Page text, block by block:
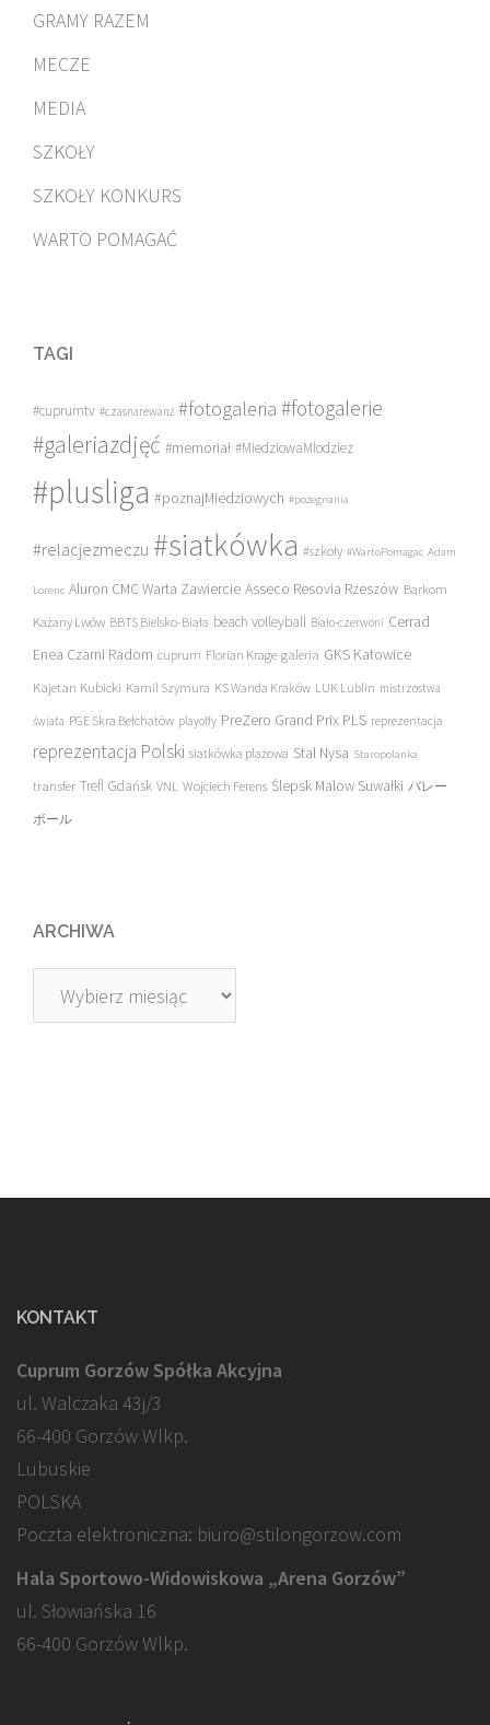
GRAMY RAZEM
MECZE
MEDIA
SZKOŁY
SZKOŁY KONKURS
WARTO POMAGAĆ
TAGI
#cuprumtv #czasnarewanż #fotogaleria #fotogalerie
#galeriazdjęć #memoriał #MiedziowaMlodziez
#plusliga #poznajMiedziowych #pożegnania
#relacjezmeczu #siatkówka #szkoły #WartoPomagac Adam
Lorenc Aluron CMC Warta Zawiercie Asseco Resovia Rzeszów Barkom
Każany Lwów BBTS Bielsko-Biała beach volleyball Biało-czerwoni Cerrad
Enea Czarni Radom cuprum Florian Krage galeria GKS Katowice
Kajetan Kubicki Kamil Szymura KS Wanda Kraków LUK Lublin mistrzostwa
świata PGE Skra Bełchatów playoffy PreZero Grand Prix PLS reprezentacja
reprezentacja Polski siatkówka plażowa Stal Nysa Staropolanka
transfer Trefl Gdańsk VNL Wojciech Ferens Ślepsk Malow Suwałki バレー
ボール
ARCHIWA
Archiwa
KONTAKT
Cuprum Gorzów Spółka Akcyjna
ul. Walczaka 43j/3
66-400 Gorzów Wlkp.
Lubuskie
POLSKA
Poczta elektroniczna: biuro@stilongorzow.com
Hala Sportowo-Widowiskowa „Arena Gorzów”
ul. Słowiańska 16
66-400 Gorzów Wlkp.